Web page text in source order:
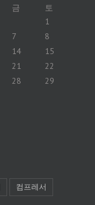
금 토
1
7
8
14
15
21
22
28
29
컴프레서